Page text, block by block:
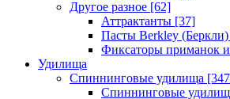
Другое разное [62]
Аттрактанты [37]
Пасты Berkley (Беркли)
Фиксаторы приманок
Удилища
Спиннинговые удилища
Спиннинговые